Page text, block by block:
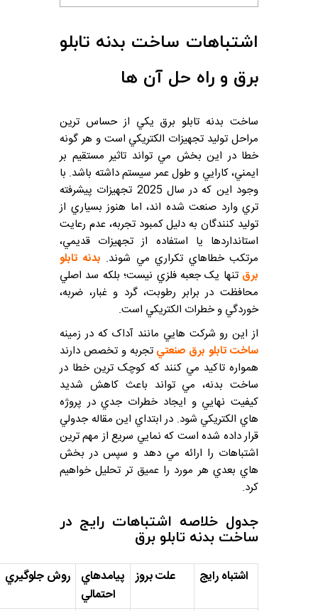
اشتباهات ساخت بدنه تابلو
برق و راه حل آن ها
ساخت بدنه تابلو برق يکي از حساس ترين
مراحل توليد تجهيزات الکتريکي است و هر گونه
خطا در اين بخش مي تواند تاثير مستقيم بر
ايمني، کارايي و طول عمر سيستم داشته باشد. با
وجود اين که در سال 2025 تجهيزات پيشرفته
تري وارد صنعت شده اند، اما هنوز بسياري از
توليد کنندگان به دليل کمبود تجربه، عدم رعايت
استانداردها يا استفاده از تجهيزات قديمي،
مرتکب خطاهاي تکراري مي شوند. بدنه تابلو
برق تنها يک جعبه فلزي نيست؛ بلکه سد اصلي
محافظت در برابر رطوبت، گرد و غبار، ضربه،
خوردگي و خطرات الکتريکي است.
از اين رو شرکت هايي مانند آداک که در زمينه
ساخت تابلو برق صنعتي تجربه و تخصص دارند
همواره تاکيد مي کنند که کوچک ترين خطا در
ساخت بدنه، مي تواند باعث کاهش شديد
کيفيت نهايي و ايجاد خطرات جدي در پروژه
هاي الکتريکي شود. در ابتداي اين مقاله جدولي
قرار داده شده است که نمايي سريع از مهم ترين
اشتباهات را ارائه مي دهد و سپس در بخش
هاي بعدي هر مورد را عميق تر تحليل خواهيم
کرد.
جدول خلاصه اشتباهات رايج در
ساخت بدنه تابلو برق
اشتباه رايج علت بروز پيامدهاي
احتمالي
روش جلوگيري